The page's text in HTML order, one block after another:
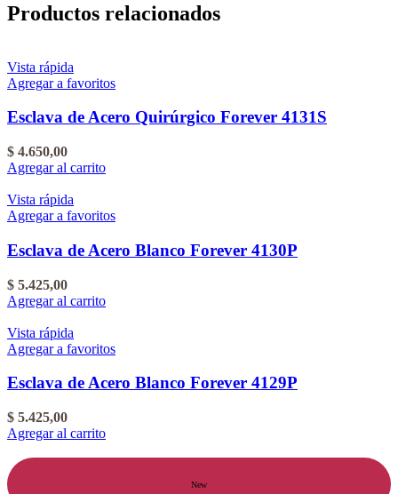
Productos relacionados
Vista rápida
Agregar a favoritos
Esclava de Acero Quirúrgico Forever 4131S
$ 4.650,00
Agregar al carrito
Vista rápida
Agregar a favoritos
Esclava de Acero Blanco Forever 4130P
$ 5.425,00
Agregar al carrito
Vista rápida
Agregar a favoritos
Esclava de Acero Blanco Forever 4129P
$ 5.425,00
Agregar al carrito
New